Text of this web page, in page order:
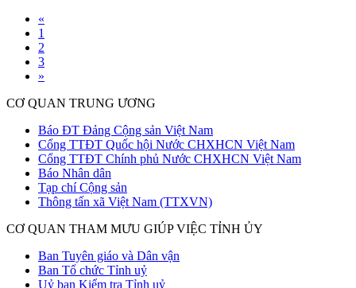
«
1
2
3
»
CƠ QUAN TRUNG ƯƠNG
Báo ĐT Đảng Cộng sản Việt Nam
Cổng TTĐT Quốc hội Nước CHXHCN Việt Nam
Cổng TTĐT Chính phủ Nước CHXHCN Việt Nam
Báo Nhân dân
Tạp chí Cộng sản
Thông tấn xã Việt Nam (TTXVN)
CƠ QUAN THAM MƯU GIÚP VIỆC TỈNH ỦY
Ban Tuyên giáo và Dân vận
Ban Tổ chức Tỉnh uỷ
Uỷ ban Kiểm tra Tỉnh uỷ